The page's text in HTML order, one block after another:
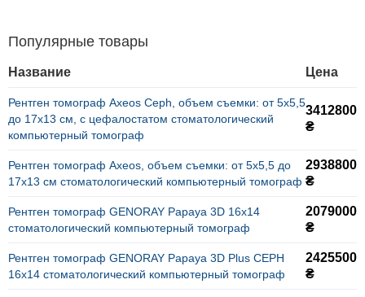
Популярные товары
Название Цена
Рентген томограф Axeos Ceph, объем съемки: от 5х5,5
до 17х13 см, с цефалостатом стоматологический
компьютерный томограф
3412800
₴
Рентген томограф Axeos, объем съемки: от 5х5,5 до
17х13 см стоматологический компьютерный томограф
2938800
₴
Рентген томограф GENORAY Papaya 3D 16x14
стоматологический компьютерный томограф
2079000
₴
Рентген томограф GENORAY Papaya 3D Plus CEPH
16x14 стоматологический компьютерный томограф
2425500
₴